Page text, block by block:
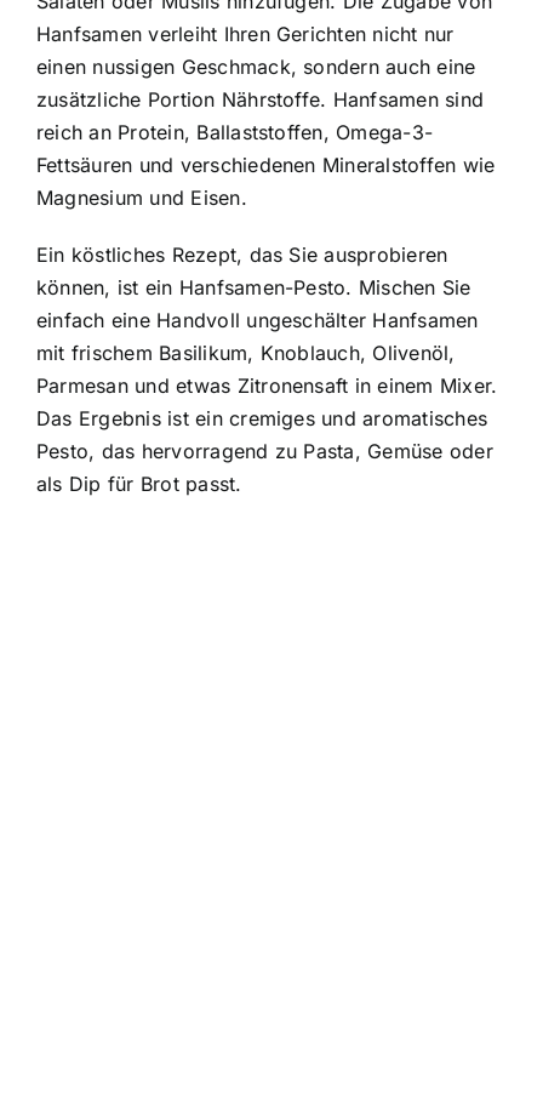
Hanfsamen verleiht Ihren Gerichten nicht nur
einen nussigen Geschmack, sondern auch eine
zusätzliche Portion Nährstoffe. Hanfsamen sind
reich an Protein, Ballaststoffen, Omega-3-
Fettsäuren und verschiedenen Mineralstoffen wie
Magnesium und Eisen.
Ein köstliches Rezept, das Sie ausprobieren
können, ist ein Hanfsamen-Pesto. Mischen Sie
einfach eine Handvoll ungeschälter Hanfsamen
mit frischem Basilikum, Knoblauch, Olivenöl,
Parmesan und etwas Zitronensaft in einem Mixer.
Das Ergebnis ist ein cremiges und aromatisches
Pesto, das hervorragend zu Pasta, Gemüse oder
als Dip für Brot passt.